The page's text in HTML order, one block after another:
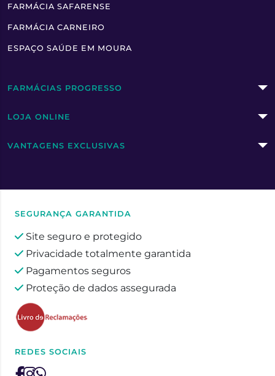
FARMÁCIA SAFARENSE
FARMÁCIA CARNEIRO
ESPAÇO SAÚDE EM MOURA
FARMÁCIAS PROGRESSO
LOJA ONLINE
VANTAGENS EXCLUSIVAS
SEGURANÇA GARANTIDA
Site seguro e protegido
Privacidade totalmente garantida
Pagamentos seguros
Proteção de dados assegurada
REDES SOCIAIS